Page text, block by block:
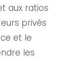
aux ratios
privés
et le
les